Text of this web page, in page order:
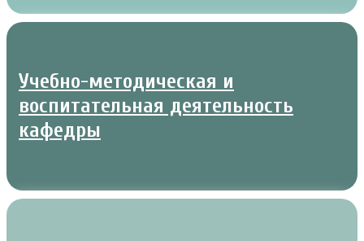
Учебно-методическая и
воспитательная деятельность
кафедры